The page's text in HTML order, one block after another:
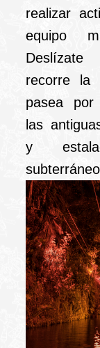
realizar
equipo
recorre la
pasea
las
y